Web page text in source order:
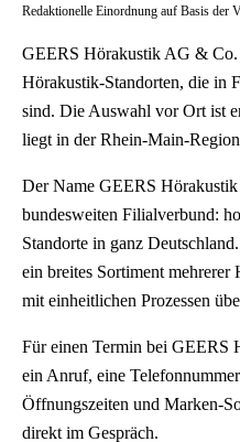
Redaktionelle Einordnung auf Basis der
GEERS Hörakustik AG &
Hörakustik-Standorten, die in
sind. Die Auswahl vor Ort ist
liegt in der Rhein-Main-
Der Name GEERS
bundesweiten Filialverbund:
Standorte in ganz
ein breites Sortiment mehrerer
mit einheitlichen Prozessen
Für einen Termin bei
ein Anruf, eine
Öffnungszeiten und Marken-
direkt im Gespräch.